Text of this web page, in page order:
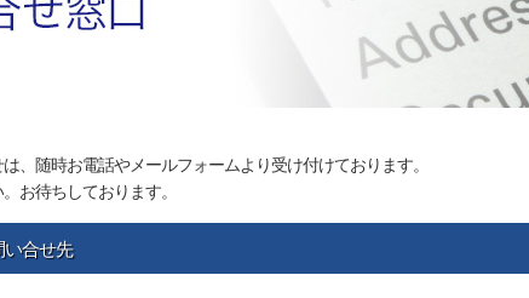
、随時お電話やメールフォームより受け付けております。
お待ちしております。
い合せ先